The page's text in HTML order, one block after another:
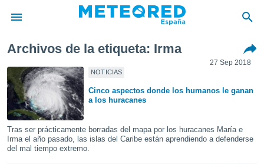
por
para
la
que se
calidad.
a este
Archivos de la etiqueta: Irma
NOTICIAS
27 Sep 2018
Cinco aspectos donde los humanos le ganan
a los huracanes
Tras ser prácticamente borradas del mapa por los huracanes María e
Irma el año pasado, las islas del Caribe están aprendiendo a defenderse
del mal tiempo extremo.